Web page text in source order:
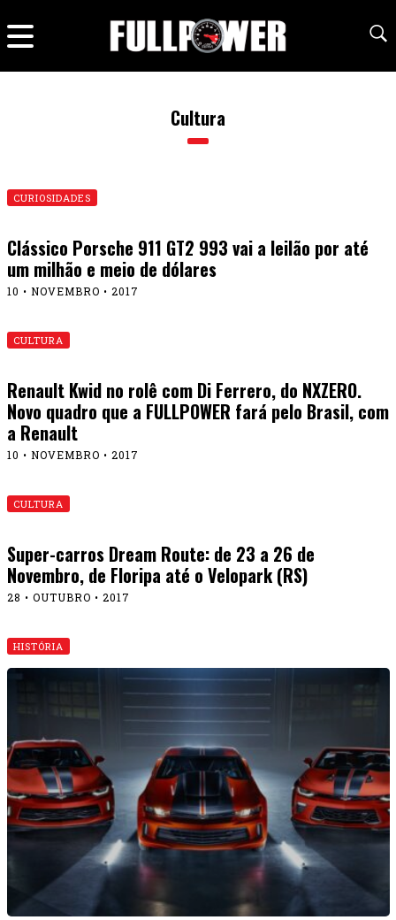
Cultura
CURIOSIDADES
Clássico Porsche 911 GT2 993 vai a leilão por até
um milhão e meio de dólares
10 • NOVEMBRO • 2017
CULTURA
Renault Kwid no rolê com Di Ferrero, do NXZERO.
Novo quadro que a FULLPOWER fará pelo Brasil, com
a Renault
10 • NOVEMBRO • 2017
CULTURA
Super-carros Dream Route: de 23 a 26 de
Novembro, de Floripa até o Velopark (RS)
28 • OUTUBRO • 2017
HISTÓRIA